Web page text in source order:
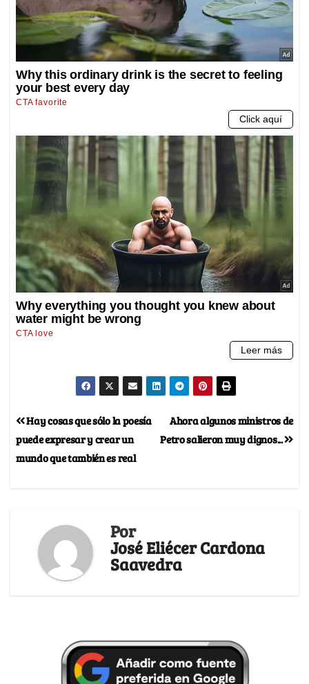
Ahora algunos ministros de
Petro salieron muy dignos...
Hay cosas que sólo la poesía
puede expresar y crear un
mundo que también es real
Por
José Eliécer Cardona
Saavedra